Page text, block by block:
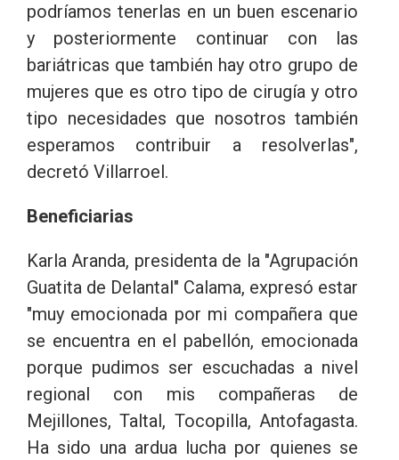
podríamos tenerlas en un buen escenario
y posteriormente continuar con las
bariátricas que también hay otro grupo de
mujeres que es otro tipo de cirugía y otro
tipo necesidades que nosotros también
esperamos contribuir a resolverlas",
decretó Villarroel.
Beneficiarias
Karla Aranda, presidenta de la "Agrupación
Guatita de Delantal" Calama, expresó estar
"muy emocionada por mi compañera que
se encuentra en el pabellón, emocionada
porque pudimos ser escuchadas a nivel
regional con mis compañeras de
Mejillones, Taltal, Tocopilla, Antofagasta.
Ha sido una ardua lucha por quienes se